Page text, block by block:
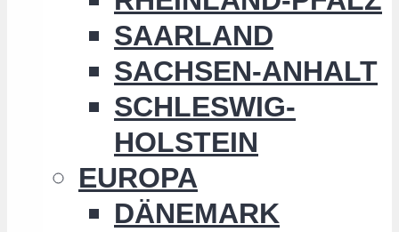
SAARLAND
SACHSEN-ANHALT
SCHLESWIG-
HOLSTEIN
EUROPA
DÄNEMARK